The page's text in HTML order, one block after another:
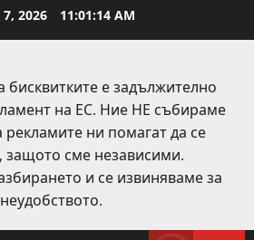
7, 2026 11:01:15 AM
е задължително
на ЕС. Ние НЕ събираме
ни помагат да се
сме независими.
и се извиняваме за
неудобството.